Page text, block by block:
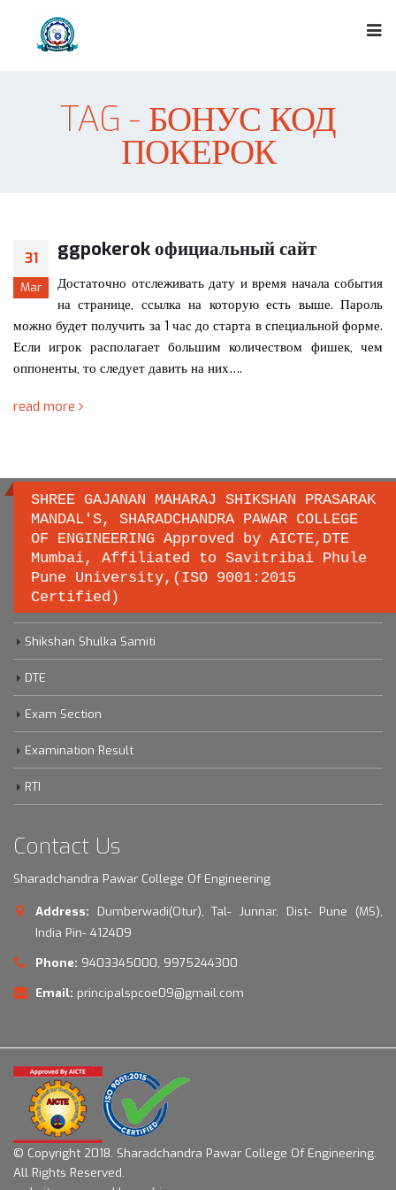
TAG - БОНУС КОД
ПОКЕРОК
31
Mar
ggpokerok официальный сайт
Достаточно отслеживать дату и время начала события
на странице, ссылка на которую есть выше. Пароль
можно будет получить за 1 час до старта в специальной форме.
Если игрок располагает большим количеством фишек, чем
оппоненты, то следует давить на них….
read more
SHREE GAJANAN MAHARAJ SHIKSHAN PRASARAK
MANDAL'S, SHARADCHANDRA PAWAR COLLEGE
OF ENGINEERING Approved by AICTE,DTE
Mumbai, Affiliated to Savitribai Phule
Pune University,(ISO 9001:2015
Certified)
Important links
Savitribai Phule Pune University
Shikshan Shulka Samiti
DTE
Exam Section
Examination Result
RTI
Contact Us
Sharadchandra Pawar College Of Engineering
Address:
Dumberwadi(Otur), Tal- Junnar, Dist- Pune (MS),
India Pin- 412409
Phone: 9403345000, 9975244300
Email: principalspcoe09@gmail.com
© Copyright 2018. Sharadchandra Pawar College Of Engineering.
All Rights Reserved.